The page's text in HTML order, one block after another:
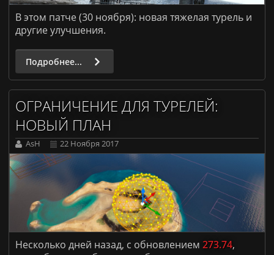
В этом патче (30 ноября): новая тяжелая турель и
другие улучшения.
Подробнее...
ОГРАНИЧЕНИЕ ДЛЯ ТУРЕЛЕЙ:
НОВЫЙ ПЛАН
AsH 22 Ноября 2017
Несколько дней назад, с обновлением 273.74,